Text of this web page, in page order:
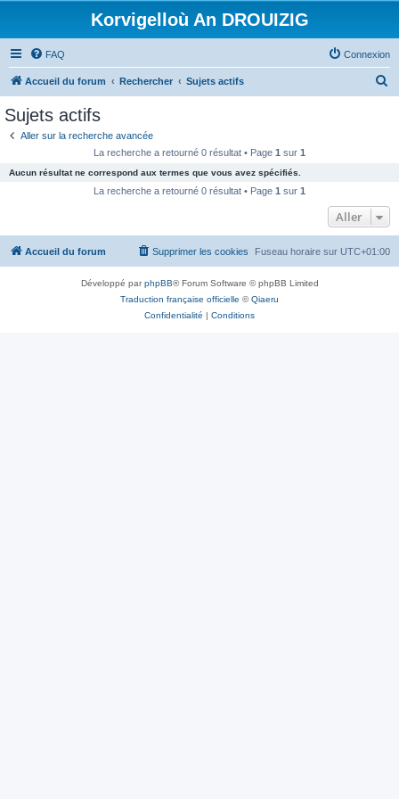
Korvigelloù An DROUIZIG
FAQ Connexion
Accueil du forum Rechercher Sujets actifs
c
e
Sujets actifs
Aller sur la recherche avancée
La recherche a retourné 0 résultat • Page 1 sur 1
Aucun résultat ne correspond aux termes que vous avez spécifiés.
La recherche a retourné 0 résultat • Page 1 sur 1
Aller
Accueil du forum Fuseau horaire sur UTC+01:00
Supprimer les cookies
Développé parphpBB® Forum Software © phpBB Limited
Traduction française officielle ©Qiaeru
Confidentialité | Conditions